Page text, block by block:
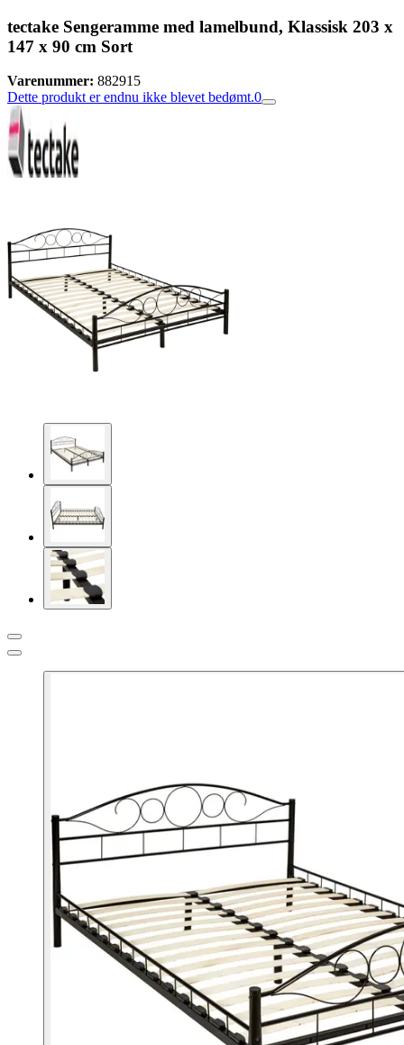
tectake Sengeramme med lamelbund, Klassisk 203 x
147 x 90 cm Sort
Varenummer: 882915
Dette produkt er endnu ikke blevet bedømt.0